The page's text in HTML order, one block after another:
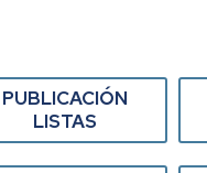
PUBLICACIÓN
LISTAS